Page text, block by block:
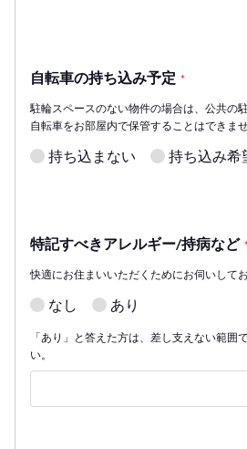
自転車の持ち込み予定 *
駐輪スペースのない物件の場合は、公共の
自転車をお部屋内で保管することはできませ
持ち込まない 持ち込み希
特記すべきアレルギー/持病など
快適にお住まいいただくためにお伺いしてお
なし あり
「あり」と答えた方は、差し支えない範囲
い。